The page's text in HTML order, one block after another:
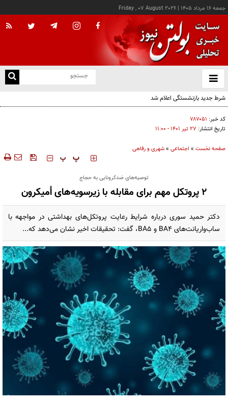
جمعه ۱۶ مرداد ۱۴۰۵ |
Friday , 07 August 2026
باز
و
کد خبر: ۷۸۷۰۵۱
تاریخ انتشار: ۲۷ تير ۱۴۰۱ - ۱۱:۰۰
صفحه نخست » اجتماعی »شهری و رفاهی
‍‍‍ پ پ
توصیه‌های ضدکرونایی به حجاج
۲ پروتکل مهم برای مقابله با زیرسویه‌های اُمیکرون
دکتر حمید سوری درباره شرایط رعایت پروتکل‌های بهداشتی در مواجهه با
ساب‌واریانت‌های BA۴ و BA۵، گفت: تحقیقات اخیر نشان می‌دهد که...